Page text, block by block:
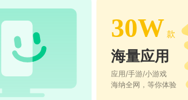
30W 款
海量应用
应用/手游/小游戏
海纳全网，等你体验